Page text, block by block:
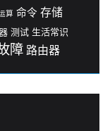
算 命令 存储
测试 生活常识
障 路由器